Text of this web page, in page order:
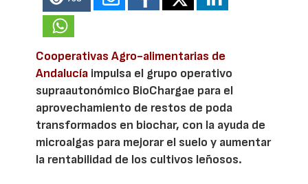
Cooperativas Agro-alimentarias de
Andalucía impulsa el grupo operativo
supraautonómico BioChargae para el
aprovechamiento de restos de poda
transformados en biochar, con la ayuda de
microalgas para mejorar el suelo y aumentar
la rentabilidad de los cultivos leñosos.